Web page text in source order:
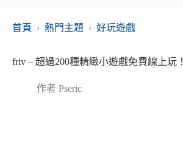
首頁
› 熱門主題 › 好玩遊戲
friv – 超過200種精緻小遊戲免費線上玩！
作者 Pseric